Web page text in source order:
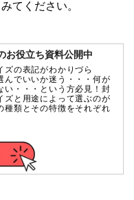
てください。
お役立ち資料公開中
ズの表記がわかりづら
んでいいか迷う・・・何が
い・・・という方必見！封
ズと用途によって選ぶのが
種類とその特徴をそれぞれ